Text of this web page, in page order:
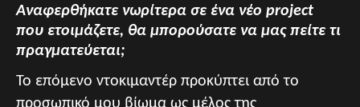
Αναφερθήκατε νωρίτερα σε ένα νέο project
που ετοιμάζετε, θα μπορούσατε να μας πείτε τι
πραγματεύεται;
Το επόμενο ντοκιμαντέρ προκύπτει από το
προσωπικό μου βίωμα ως μέλος της